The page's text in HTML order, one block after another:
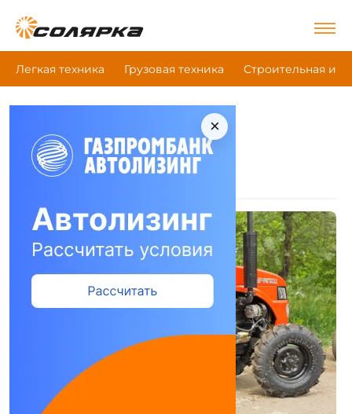
Легкая техника Грузовая техника Строительная и
×
Главная
Техника Уралец
Минитрактор(4)